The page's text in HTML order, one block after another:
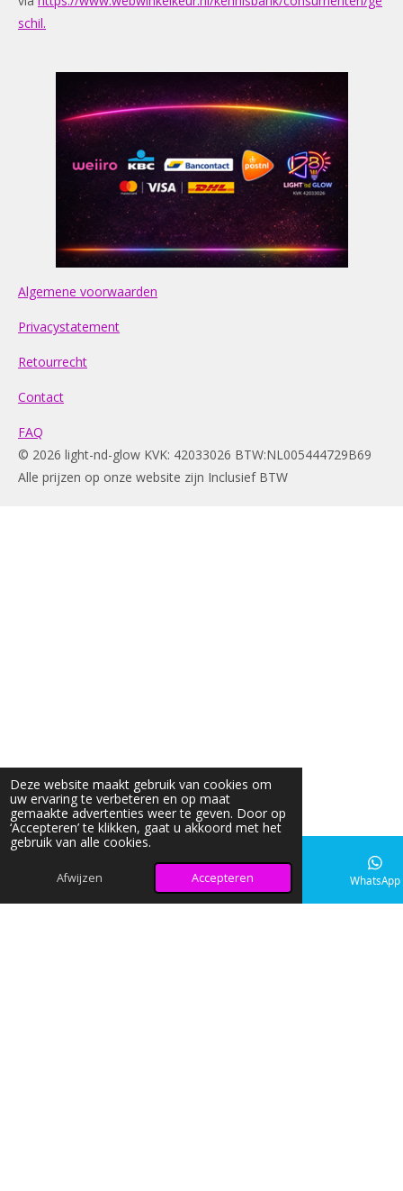
Deze website maakt gebruik van cookies om
uw ervaring te verbeteren en op maat
gemaakte advertenties weer te geven. Door op
‘Accepteren’ te klikken, gaat u akkoord met het
gebruik van alle cookies.
Afwijzen Accepteren
schil.
Algemene voorwaarden
Privacystatement
Retourrecht
Contact
FAQ
© 2026 light-nd-glow KVK: 42033026 BTW:NL005444729B69
Alle prijzen op onze website zijn Inclusief BTW
E-mailadres Instagram WhatsApp